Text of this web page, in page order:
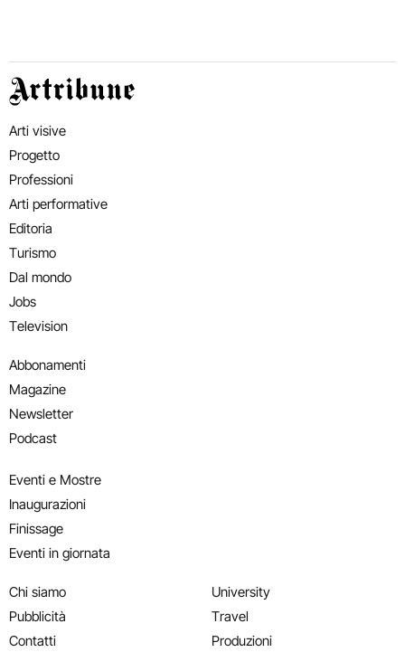
Artribune
Arti visive
Progetto
Professioni
Arti performative
Editoria
Turismo
Dal mondo
Jobs
Television
Abbonamenti
Magazine
Newsletter
Podcast
Eventi e Mostre
Inaugurazioni
Finissage
Eventi in giornata
Chi siamo
Pubblicità
Contatti
University
Travel
Produzioni